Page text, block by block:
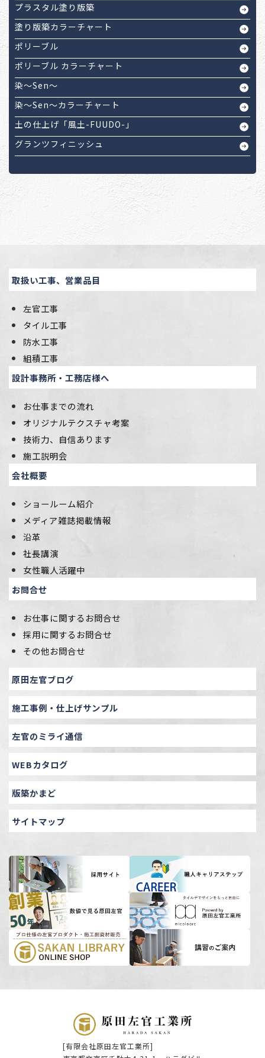
プラスタル塗り版築
塗り版築カラーチャート
ポリーブル
ポリーブル カラーチャート
染～Sen～
染～Sen～カラーチャート
土の仕上げ「風土-FUUDO-」
グランツフィニッシュ
取扱い工事、営業品目
左官工事
タイル工事
防水工事
組積工事
設計事務所・工務店様へ
お仕事までの流れ
オリジナルテクスチャ考案
技術力、自信あります
施工説明会
会社概要
ショールーム紹介
メディア雑誌掲載情報
沿革
社長講演
女性職人活躍中
お問合せ
お仕事に関するお問合せ
採用に関するお問合せ
その他お問合せ
原田左官ブログ
施工事例・仕上げサンプル
左官のミライ通信
WEBカタログ
版築かまど
サイトマップ
[有限会社原田左官工業所]